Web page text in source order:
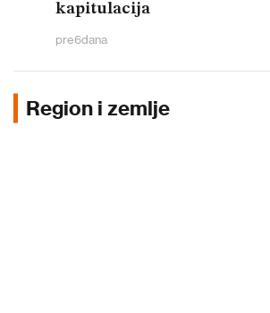
kapitulacija
pre6dana
Region i zemlje